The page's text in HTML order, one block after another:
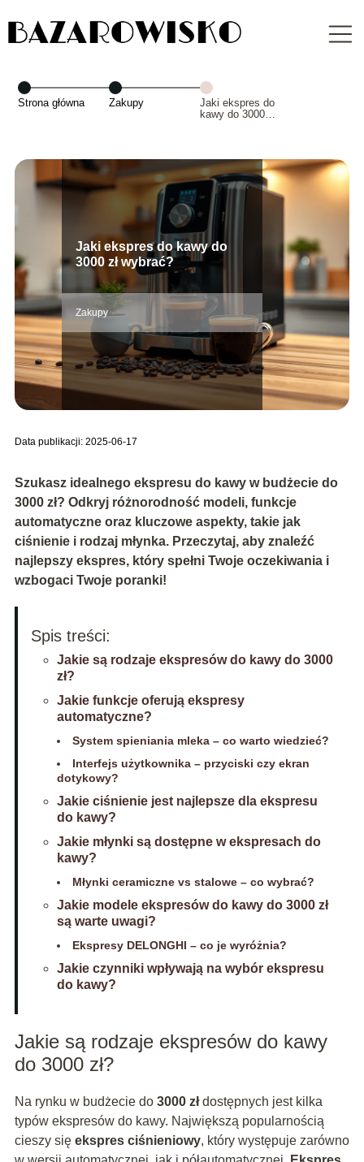
Strona główna Zakupy
Jaki ekspres do
kawy do 3000 zł
Jaki ekspres do kawy do
3000 zł wybrać?
Zakupy
Data publikacji: 2025-06-17
Szukasz idealnego ekspresu do kawy w budżecie do
3000 zł? Odkryj różnorodność modeli, funkcje
automatyczne oraz kluczowe aspekty, takie jak
ciśnienie i rodzaj młynka. Przeczytaj, aby znaleźć
najlepszy ekspres, który spełni Twoje oczekiwania i
wzbogaci Twoje poranki!
Spis treści:
Jakie są rodzaje ekspresów do kawy do 3000
zł?
Jakie funkcje oferują ekspresy
automatyczne?
System spieniania mleka – co warto wiedzieć?
Interfejs użytkownika – przyciski czy ekran
dotykowy?
Jakie ciśnienie jest najlepsze dla ekspresu
do kawy?
Jakie młynki są dostępne w ekspresach do
kawy?
Młynki ceramiczne vs stalowe – co wybrać?
Jakie modele ekspresów do kawy do 3000 zł
są warte uwagi?
Ekspresy DELONGHI – co je wyróżnia?
Jakie czynniki wpływają na wybór ekspresu
do kawy?
Jakie są rodzaje ekspresów do kawy
do 3000 zł?
Na rynku w budżecie do 3000 złdostępnych jest kilka
typów ekspresów do kawy. Największą popularnością
cieszy się ekspres ciśnieniowy, który występuje zarówno